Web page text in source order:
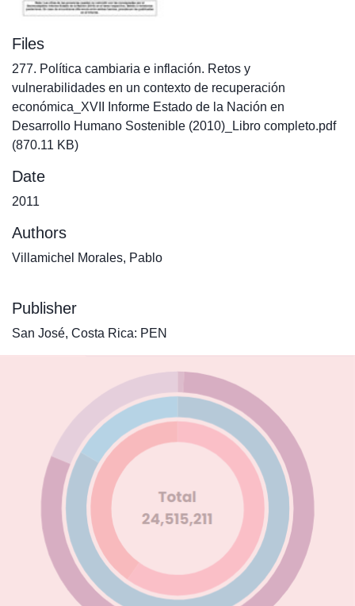
Files
277. Política cambiaria e inflación. Retos y
vulnerabilidades en un contexto de recuperación
económica_XVII Informe Estado de la Nación en
Desarrollo Humano Sostenible (2010)_Libro completo.pdf
(870.11 KB)
Date
2011
Authors
Villamichel Morales, Pablo
Publisher
San José, Costa Rica: PEN